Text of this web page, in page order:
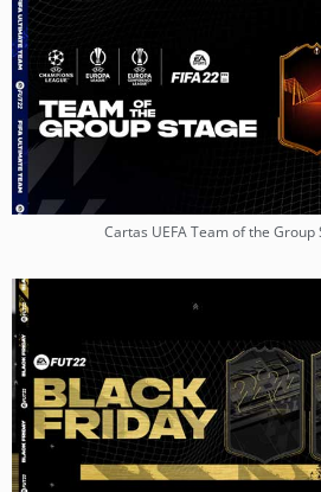
Cartas UEFA Team of the Group